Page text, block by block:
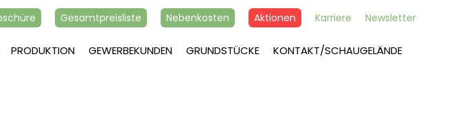
Gesamtpreisliste Nebenkosten Aktionen Karriere Newsletter
PRODUKTION GEWERBEKUNDEN GRUNDSTÜCKE KONTAKT/SCHAUGELÄNDE